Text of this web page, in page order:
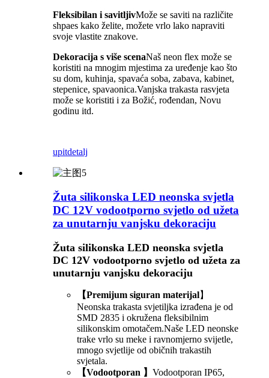
Fleksibilan i savitljivMože se saviti na različite
shpaes kako želite, možete vrlo lako napraviti
svoje vlastite znakove.
Dekoracija s više scenaNaš neon flex može se
koristiti na mnogim mjestima za uređenje kao što
su dom, kuhinja, spavaća soba, zabava, kabinet,
stepenice, spavaonica.Vanjska trakasta rasvjeta
može se koristiti i za Božić, rođendan, Novu
godinu itd.
upitdetalj
Žuta silikonska LED neonska svjetla
DC 12V vodootporno svjetlo od užeta
za unutarnju vanjsku dekoraciju
Žuta silikonska LED neonska svjetla
DC 12V vodootporno svjetlo od užeta za
unutarnju vanjsku dekoraciju
【Premijum siguran materijal】
Neonska trakasta svjetiljka izrađena je od
SMD 2835 i okružena fleksibilnim
silikonskim omotačem.Naše LED neonske
trake vrlo su meke i ravnomjerno svijetle,
mnogo svjetlije od običnih trakastih
svjetala.
【Vodootporan 】 Vodootporan IP65,